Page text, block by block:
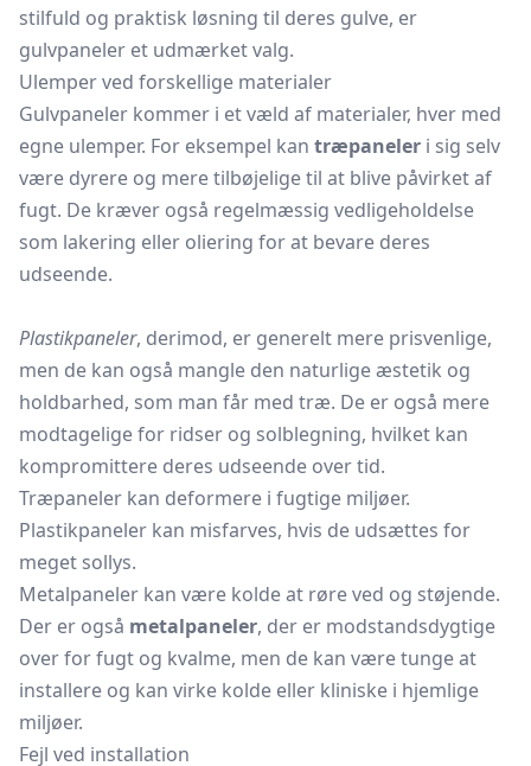
stilfuld og praktisk løsning til deres gulve, er
gulvpaneler et udmærket valg.
Ulemper ved forskellige materialer
Gulvpaneler kommer i et væld af materialer, hver med
egne ulemper. For eksempel kan træpaneler i sig selv
være dyrere og mere tilbøjelige til at blive påvirket af
fugt. De kræver også regelmæssig vedligeholdelse
som lakering eller oliering for at bevare deres
udseende.
Plastikpaneler, derimod, er generelt mere prisvenlige,
men de kan også mangle den naturlige æstetik og
holdbarhed, som man får med træ. De er også mere
modtagelige for ridser og solblegning, hvilket kan
kompromittere deres udseende over tid.
Træpaneler kan deformere i fugtige miljøer.
Plastikpaneler kan misfarves, hvis de udsættes for
meget sollys.
Metalpaneler kan være kolde at røre ved og støjende.
Der er også metalpaneler, der er modstandsdygtige
over for fugt og kvalme, men de kan være tunge at
installere og kan virke kolde eller kliniske i hjemlige
miljøer.
Fejl ved installation